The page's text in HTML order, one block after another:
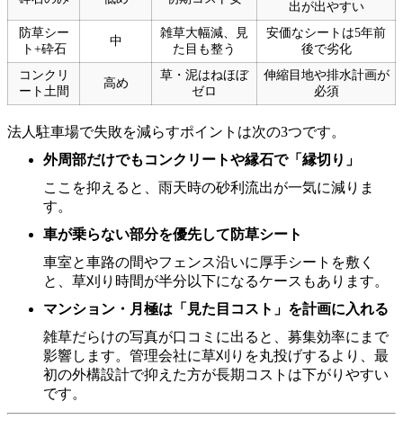
出が出やすい
防草シー
ト+砕石
中
雑草大幅減、見
た目も整う
安価なシートは5年前
後で劣化
コンクリ
ート土間
高め
草・泥はねほぼ
ゼロ
伸縮目地や排水計画が
必須
法人駐車場で失敗を減らすポイントは次の3つです。
外周部だけでもコンクリートや縁石で「縁切り」
ここを抑えると、雨天時の砂利流出が一気に減りま
す。
車が乗らない部分を優先して防草シート
車室と車路の間やフェンス沿いに厚手シートを敷く
と、草刈り時間が半分以下になるケースもあります。
マンション・月極は「見た目コスト」を計画に入れる
雑草だらけの写真が口コミに出ると、募集効率にまで
影響します。管理会社に草刈りを丸投げするより、最
初の外構設計で抑えた方が長期コストは下がりやすい
です。